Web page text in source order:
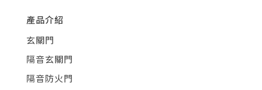
產品介紹
玄關門
隔音玄關門
隔音防火門